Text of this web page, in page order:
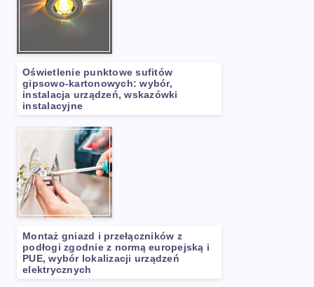
Oświetlenie punktowe sufitów
gipsowo-kartonowych: wybór,
instalacja urządzeń, wskazówki
instalacyjne
Montaż gniazd i przełączników z
podłogi zgodnie z normą europejską i
PUE, wybór lokalizacji urządzeń
elektrycznych